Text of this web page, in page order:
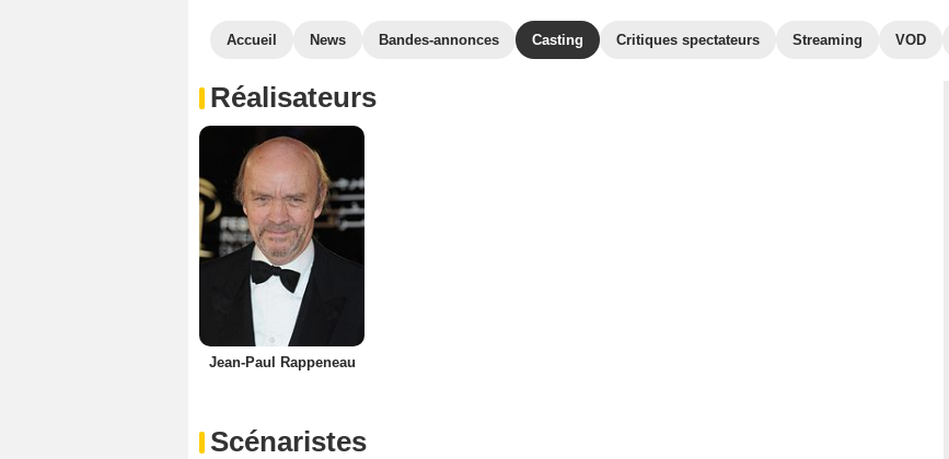
Accueil News Bandes-annonces Casting Critiques spectateurs Streaming VOD
Réalisateurs
Jean-Paul Rappeneau
Scénaristes